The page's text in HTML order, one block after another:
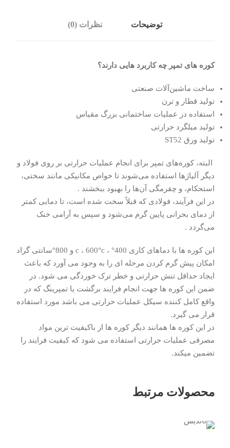
توضیحات نظرات (0)
کوره های تمپر چه کاربرد هایی دارند؟
ساخت ماشین‌آلات صنعتی
تولید قطار و ترن
استفاده در عملیات ساختمانی بزرگ مقیاس
تولید میلگرد حرارتی
تولید ورق ST52
البته، کوره‌های تمپر برای انجام عملیات حرارتی بر روی فولاد و
دیگر آلیاژها استفاده می‌شوند تا خواص مکانیکی مانند سختی،
استحکام، و چقرمگی آن‌ها را بهبود ببخشند .
در این فرآیند، فولادی که قبلاً سخت شده است، تا دمایی کمتر
از دمای بحرانی پایین گرم می‌شود و سپس به آرامی خنک
می‌گردد .
این کوره ها با دماهای کاری 400° ، c ، 600°c و 800°سانتی گراد
امکان پیش گرم کردن مرحله ای را به وجود می آورد که باعث
ایجاد حداقل تنش حرارتی و خطر ترک خوردگی می شود. در
ضمن این کوره ها جهت انجام فرایند برگشت یا تمپرینگ که در
واقع کامل کننده سیکل عملیات حرارتی می باشد مورد استفاده
قرار می گیرد.
در این کوره ها همانند دیگر کوره ها از باکیفیت ترین مواد
مصرفی عملیات حرارتی استفاده می شود که کیفیت فرایند را
تضمین میکند.
محصولات مرتبط